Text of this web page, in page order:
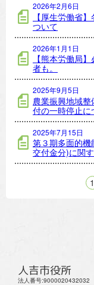
2026年2月6日
【厚生労働省
ついて
2026年1月1日
【熊本労働局
者も。
2025年9月5日
農業振興地域
付の一時停止に
2025年7月15日
第３期多面的
交付金分)に関
1
人吉市役所
法人番号:9000020432032